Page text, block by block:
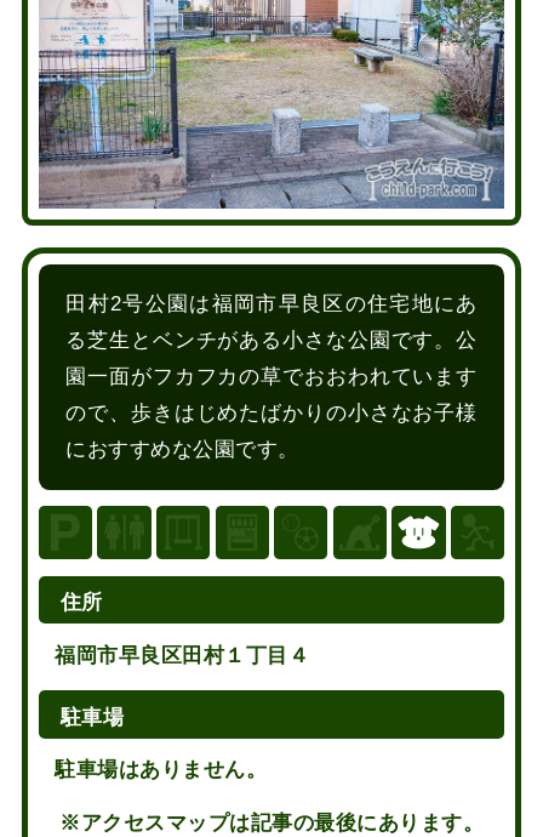
田村2号公園は福岡市早良区の住宅地にあ
る芝生とベンチがある小さな公園です。公
園一面がフカフカの草でおおわれています
ので、歩きはじめたばかりの小さなお子様
におすすめな公園です。
住所
福岡市早良区田村１丁目４
駐車場
駐車場はありません。
※アクセスマップは記事の最後にあります。